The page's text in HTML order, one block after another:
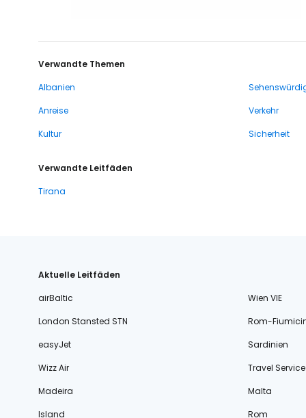
Verwandte Themen
Albanien
Anreise
Verkehr
Kultur
Sicherheit
Verwandte Leitfäden
Tirana
Aktuelle Leitfäden
airBaltic
Wien VIE
London Stansted STN
Rom-
easyJet
Sardinien
Wizz Air
Travel Service
Madeira
Malta
Island
Rom